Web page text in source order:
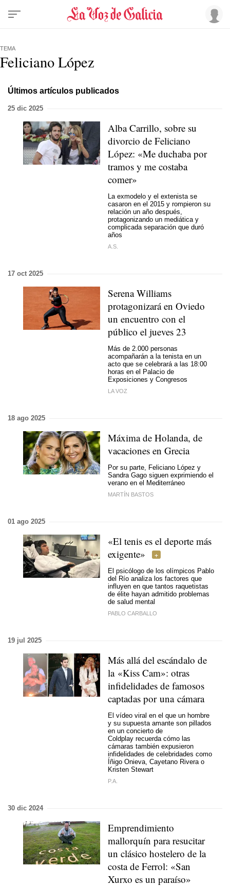
TEMA
Feliciano López
Últimos artículos publicados
25 dic 2025
Alba Carrillo, sobre su
divorcio de Feliciano
López: «Me duchaba por
tramos y me costaba
comer»
La exmodelo y el extenista se
casaron en el 2015 y rompieron su
relación un año después,
protagonizando un mediática y
complicada separación que duró
años
A.S.
17 oct 2025
Serena Williams
protagonizará en Oviedo
un encuentro con el
público el jueves 23
Más de 2.000 personas
acompañarán a la tenista en un
acto que se celebrará a las 18:00
horas en el Palacio de
Exposiciones y Congresos
LA VOZ
18 ago 2025
Máxima de Holanda, de
vacaciones en Grecia
Por su parte, Feliciano López y
Sandra Gago siguen exprimiendo el
verano en el Mediterráneo
MARTÍN BASTOS
01 ago 2025
«El tenis es el deporte más
exigente»
El psicólogo de los olímpicos Pablo
del Río analiza los factores que
influyen en que tantos raquetistas
de élite hayan admitido problemas
de salud mental
PABLO CARBALLO
19 jul 2025
Más allá del escándalo de
la «Kiss Cam»: otras
infidelidades de famosos
captadas por una cámara
El vídeo viral en el que un hombre
y su supuesta amante son pillados
en un concierto de
Coldplay recuerda cómo las
cámaras también expusieron
infidelidades de celebridades como
Íñigo Onieva, Cayetano Rivera o
Kristen Stewart
P.A.
30 dic 2024
Emprendimiento
mallorquín para resucitar
un clásico hostelero de la
costa de Ferrol: «San
Xurxo es un paraíso»